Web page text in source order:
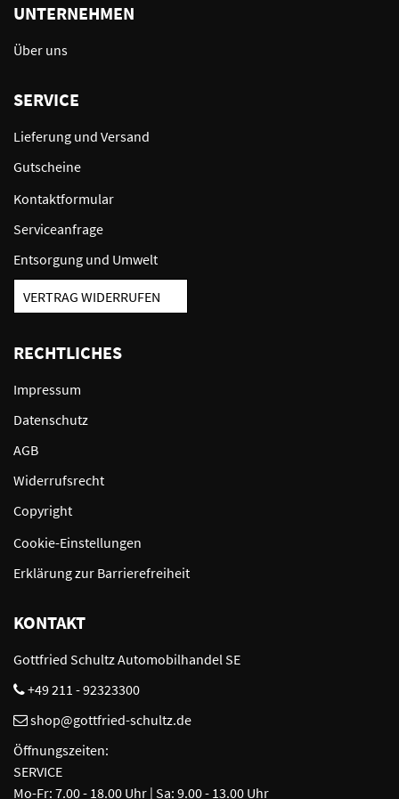
UNTERNEHMEN
Über uns
SERVICE
Lieferung und Versand
Gutscheine
Kontaktformular
Serviceanfrage
Entsorgung und Umwelt
VERTRAG WIDERRUFEN
RECHTLICHES
Impressum
Datenschutz
AGB
Widerrufsrecht
Copyright
Cookie-Einstellungen
Erklärung zur Barrierefreiheit
KONTAKT
Gottfried Schultz Automobilhandel SE
+49 211 - 92323300
shop@gottfried-schultz.de
Öffnungszeiten:
SERVICE
Mo-Fr: 7.00 - 18.00 Uhr | Sa: 9.00 - 13.00 Uhr